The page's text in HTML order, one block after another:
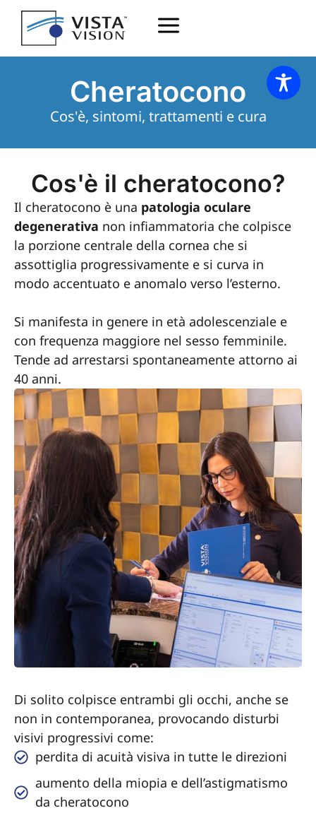
Cheratocono
Cos'è, sintomi, trattamenti e cura
Cos'è il cheratocono?
Il cheratocono è una patologia oculare
degenerativa non infiammatoria che colpisce
la porzione centrale della cornea che si
assottiglia progressivamente e si curva in
modo accentuato e anomalo verso l’esterno.
Si manifesta in genere in età adolescenziale e
con frequenza maggiore nel sesso femminile.
Tende ad arrestarsi spontaneamente attorno ai
40 anni.
Di solito colpisce entrambi gli occhi, anche se
non in contemporanea, provocando disturbi
visivi progressivi come:
perdita di acuità visiva in tutte le direzioni
aumento della miopia e dell’astigmatismo
da cheratocono